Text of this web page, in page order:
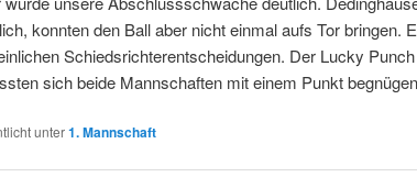
konnten den Ball aber nicht einmal aufs Tor bringen.
Schiedsrichterentscheidungen. Der Lucky
sich beide Mannschaften mit einem Punkt
unter1. Mannschaft